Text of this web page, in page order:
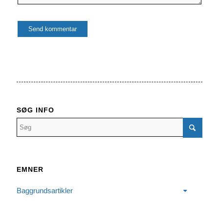
SØG INFO
EMNER
Baggrundsartikler